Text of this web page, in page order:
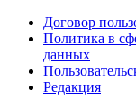
Договор
Политика в
данных
Редакция